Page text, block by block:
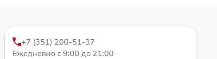
+7 (351) 200-51-37
Ежедневно с 9:00 до 21:00